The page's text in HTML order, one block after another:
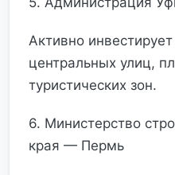
Активно
центральных улиц,
туристических зон.
6. Министерство
края — Пермь